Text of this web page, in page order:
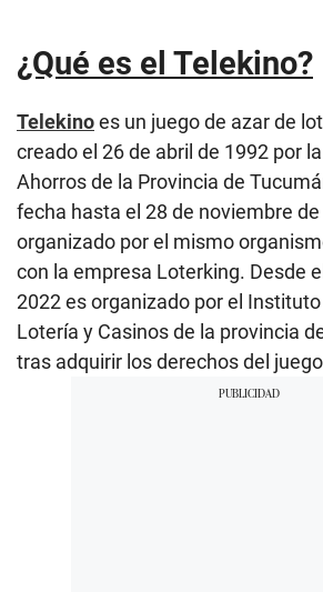
¿Qué es el Telekino?
Telekinoes un juego de azar de
creado el 26 de abril de 1992 por
Ahorros de la Provincia de
fecha hasta el 28 de noviembre
organizado por el mismo
con la empresa Loterking. Desde
2022 es organizado por el
Lotería y Casinos de la provincia
tras adquirir los derechos del